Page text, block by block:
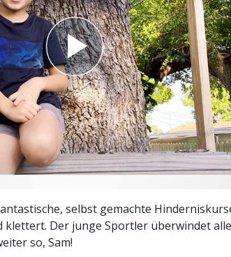
selbst gemachte
klettert. Der junge Sportler überwindet
so, Sam!